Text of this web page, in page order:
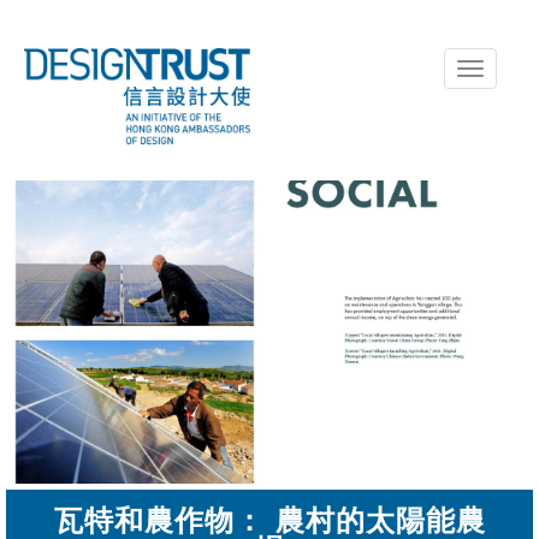
Toggle
瓦特和農作物： 農村的太陽能農